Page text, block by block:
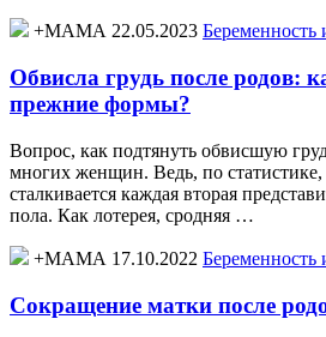
+МАМА 22.05.2023 Беременность
Обвисла грудь после родов:
прежние формы?
Вопрос, как подтянуть обвисшую
многих женщин. Ведь, по статистике,
сталкивается каждая вторая
пола. Как лотерея, сродняя …
+МАМА 17.10.2022 Беременность
Сокращение матки после